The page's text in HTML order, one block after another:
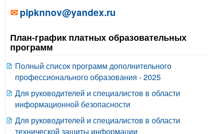
✉pipknnov@yandex.ru
План-график платных образовательных
программ
Полный список программ дополнительного
профессионального образования - 2025
Для руководителей и специалистов в области
информационной безопасности
Для руководителей и специалистов в области
технической защиты информации